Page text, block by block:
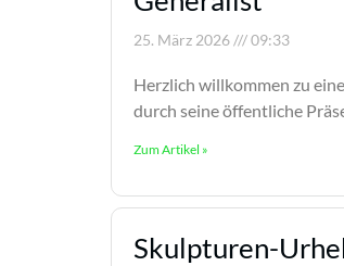
25. März 2026 09:33
Herzlich willkommen zu
durch seine öffentliche
Zum Artikel »
Skulpturen-